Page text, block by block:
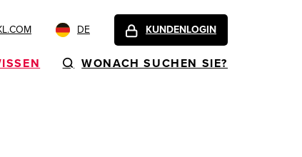
DE KUNDENLOGIN
WONACH SUCHEN SIE?